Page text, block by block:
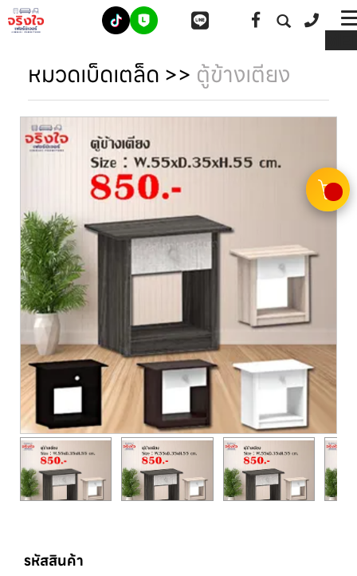
หมวดเบ็ดเตล็ด >> ตู้ข้างเตียง
รหัสสินค้า